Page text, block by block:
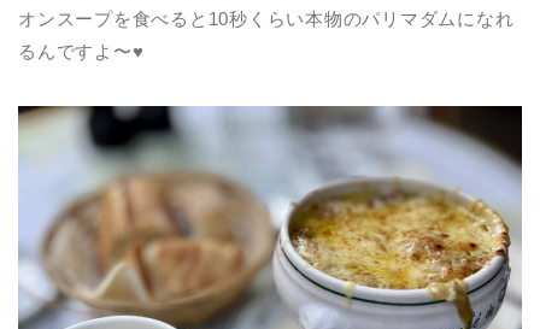
オンスープを食べると10秒くらい本物のパリマダムになれ
るんですよ〜♥